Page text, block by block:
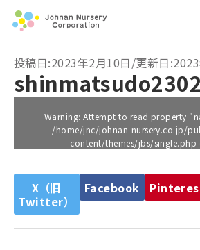
投稿日:2023年2月10日/更新日
shinmatsudo2302
Warning: Attempt to read property
/home/jnc/johnan-nursery.co.jp/
content/themes/jbs/single.php
X（旧
Twitter）
Facebook